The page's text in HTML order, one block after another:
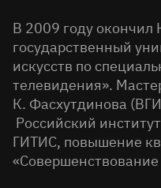
В 2009 году окончил
государственный
искусств по
телевидения».
К. Фасхутдинова
Российский
ГИТИС, повышение